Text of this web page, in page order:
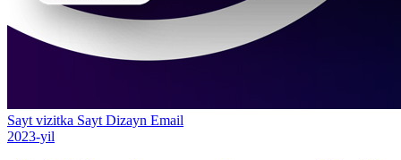
Sayt vizitka Sayt Dizayn Email
2023-yil